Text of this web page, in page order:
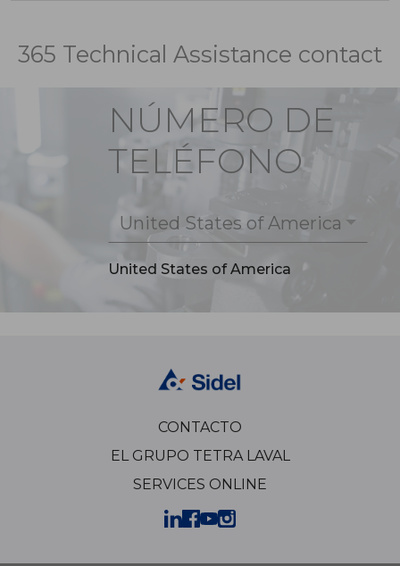
365 Technical Assistance contact
NÚMERO DE
TELÉFONO
United States of America
United States of America
CONTACTO
EL GRUPO TETRA LAVAL
SERVICES ONLINE